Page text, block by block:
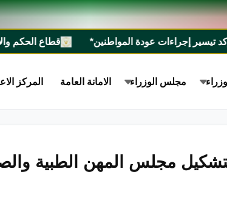
إجراءات عودة المواطنين* قطاع الحكم والإدارة يجيز
مجلس الوزراء الامانة العامة المركز
مجلس المهن الطبية